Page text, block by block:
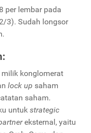
per lembar pada
3). Sudah longsor
milik konglomerat
lock up saham
saham.
untuk strategic
eksternal, yaitu